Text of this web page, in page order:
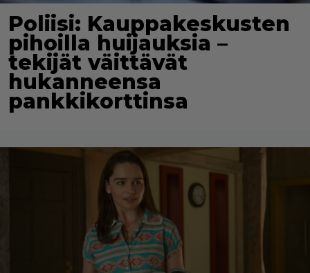
Poliisi: Kauppakeskusten
pihoilla huijauksia –
tekijät väittävät
hukanneensa
pankkikorttinsa